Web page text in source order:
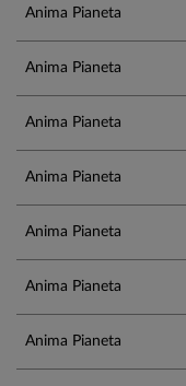
Anima Pianeta
Anima Pianeta
Anima Pianeta
Anima Pianeta
Anima Pianeta
Anima Pianeta
Anima Pianeta